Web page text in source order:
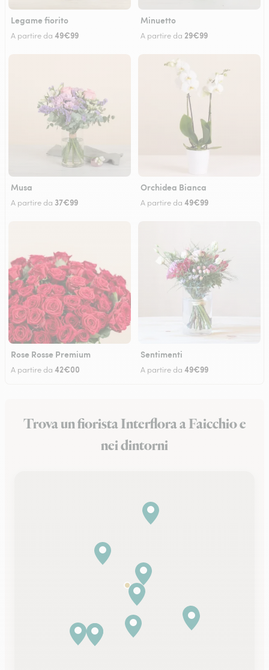
Legame fiorito
A partire da 49€99
Minuetto
A partire da 29€99
Musa
A partire da 37€99
Orchidea Bianca
A partire da 49€99
Rose Rosse Premium
A partire da 42€00
Sentimenti
A partire da 49€99
Trova un fiorista Interflora a Faicchio e
nei dintorni